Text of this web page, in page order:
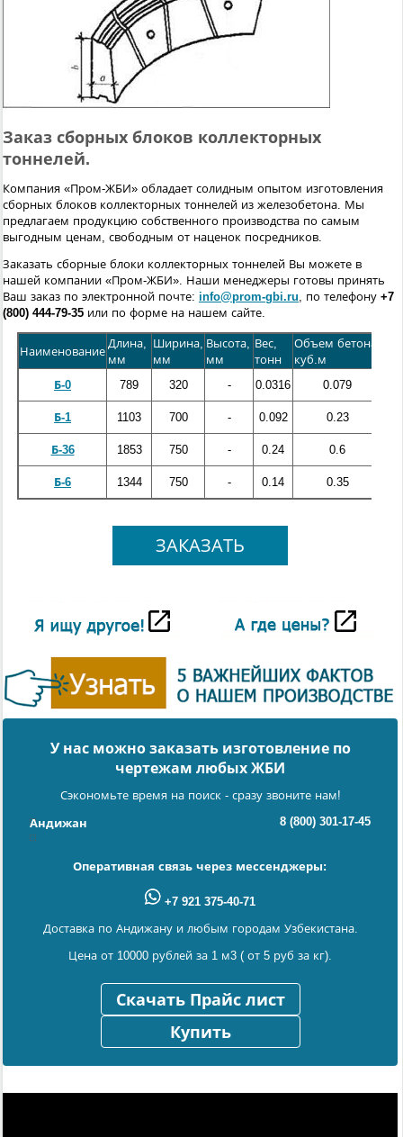
Заказ сборных блоков коллекторных
тоннелей.
Компания «Пром-ЖБИ» обладает солидным опытом изготовления
сборных блоков коллекторных тоннелей из железобетона. Мы
предлагаем продукцию собственного производства по самым
выгодным ценам, свободным от наценок посредников.
Заказать сборные блоки коллекторных тоннелей Вы можете в
нашей компании «Пром-ЖБИ». Наши менеджеры готовы принять
Ваш заказ по электронной почте: info@prom-gbi.ru, по телефону +7
(800) 444-79-35 или по форме на нашем сайте.
Наименование
Длина,
мм
Ширина,
мм
Высота,
мм
Вес,
тонн
Объем бетона,
куб.м
Б-0
789 320 - 0.0316 0.079
Б-1 1103 700 - 0.092 0.23
Б-36 1853 750 - 0.24 0.6
Б-6 1344 750 - 0.14 0.35
ЗАКАЗАТЬ
У нас можно заказать изготовление по
чертежам любых ЖБИ
Сэкономьте время на поиск - сразу звоните нам!
Андижан 8 (800) 301-17-45
Оперативная связь через мессенджеры:
+7 921 375-40-71
Доставка по Андижану и любым городам Узбекистана.
Цена от 10000 рублей за 1 м3 ( от 5 руб за кг).
Скачать Прайс лист
Купить